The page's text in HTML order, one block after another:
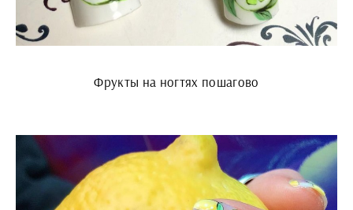
Фрукты на ногтях пошагово